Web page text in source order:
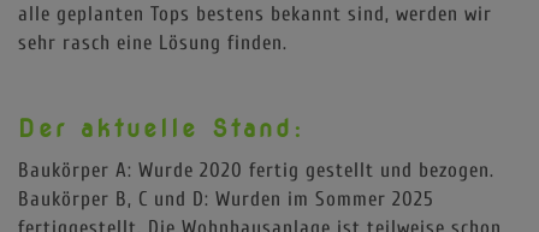
alle geplanten Tops bestens bekannt sind, werden wir
sehr rasch eine Lösung finden.
Der aktuelle Stand:
Baukörper A: Wurde 2020 fertig gestellt und bezogen.
Baukörper B, C und D: Wurden im Sommer 2025